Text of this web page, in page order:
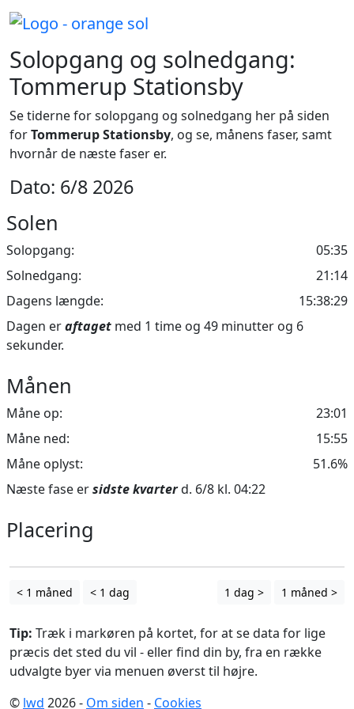
Solopgang og solnedgang:
Tommerup Stationsby
Se tiderne for solopgang og solnedgang her på siden
forTommerup Stationsby, og se, månens faser, samt
hvornår de næste faser er.
Dato: 6/8 2026
Solen
Solopgang:
05:35
Solnedgang:
21:14
Dagens længde:
15:38:29
Dagen eraftaget med 1 time og 49 minutter og 6
sekunder.
Månen
Måne op:
23:01
Måne ned:
15:55
Måne oplyst:
51.6%
Næste fase ersidste kvarterd. 6/8 kl. 04:22
Placering
+
−
< 1 måned < 1 dag 1 dag > 1 måned >
Tip: Træk i markøren på kortet, for at se data for lige
præcis det sted du vil - eller find din by, fra en række
udvalgte byer via menuen øverst til højre.
© lwd 2026 - Om siden - Cookies